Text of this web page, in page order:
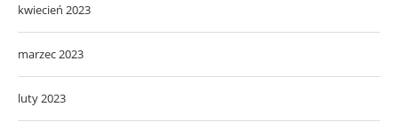
kwiecień 2023
marzec 2023
luty 2023